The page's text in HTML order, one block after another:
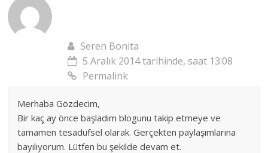
Seren Bonita
5 Aralık 2014 tarihinde, saat 13:08
Permalink
Merhaba Gözdecim,
Bir kaç ay önce başladım blogunu takip etmeye ve
tamamen tesadüfsel olarak. Gerçekten paylaşımlarına
bayılıyorum. Lütfen bu şekilde devam et.